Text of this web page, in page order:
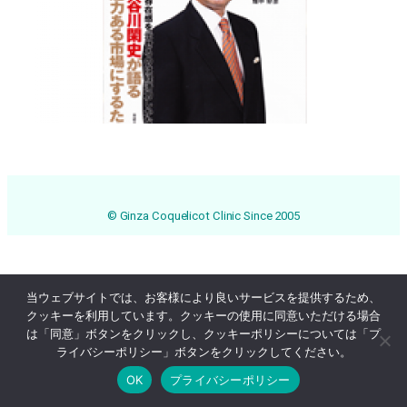
Online Reservation 03-3569-1233
© Ginza Coquelicot Clinic Since 2005
当ウェブサイトでは、お客様により良いサービスを提供するため、
クッキーを利用しています。クッキーの使用に同意いただける場合
は「同意」ボタンをクリックし、クッキーポリシーについては「プ
ライバシーポリシー」ボタンをクリックしてください。
OK
プライバシーポリシー